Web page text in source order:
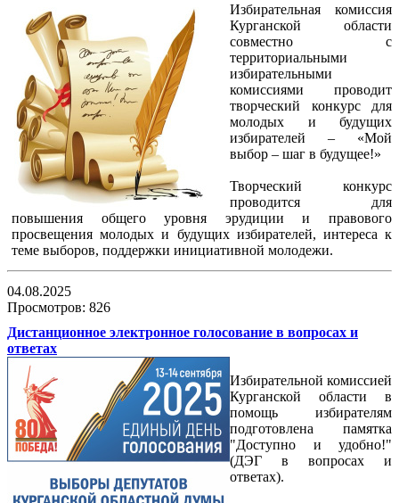
Избирательная комиссия
Курганской области
совместно с
территориальными
избирательными
комиссиями проводит
творческий конкурс для
молодых и будущих
избирателей – «Мой
выбор – шаг в будущее!»
Творческий конкурс
проводится для
повышения общего уровня эрудиции и правового
просвещения молодых и будущих избирателей, интереса к
теме выборов, поддержки инициативной молодежи.
04.08.2025
Просмотров: 826
Дистанционное электронное голосование в вопросах и
ответах
Избирательной комиссией
Курганской области в
помощь избирателям
подготовлена памятка
"Доступно и удобно!"
(ДЭГ в вопросах и
ответах).